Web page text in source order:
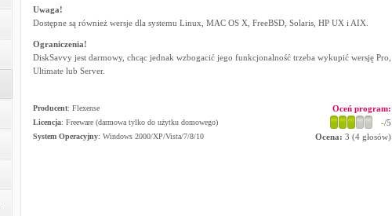
Uwaga!
Dostępne są również wersje dla systemu Linux, MAC OS X, FreeBSD, Solaris, HP UX i AIX.
Ograniczenia!
DiskSavvy jest darmowy, chcąc jednak wzbogacić jego funkcjonalność trzeba wykupić wersję Pro,
Ultimate lub Server.
Producent: Flexense
Licencja: Freeware (darmowa tylko do użytku domowego)
System Operacyjny: Windows 2000/XP/Vista/7/8/10
Oceń program:
-/5
Ocena: 3 (4głosów)